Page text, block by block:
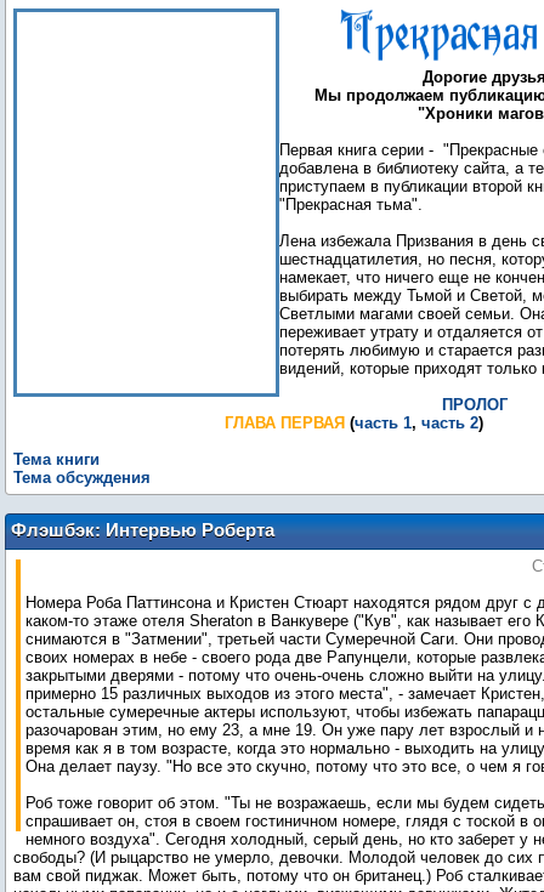
Дорогие
Мы продолжаем публикацию
"Хроники
Первая книга серии - "Прекрасные
добавлена в библиотеку сайта, а
приступаем в публикации второй
"Прекрасная тьма".
Лена избежала Призвания в день
шестнадцатилетия, но песня,
намекает, что ничего еще не
выбирать между Тьмой и Светой,
Светлыми магами своей семьи.
переживает утрату и отдаляется
потерять любимую и старается
видений, которые приходят только
ПРОЛОГ
ГЛАВА ПЕРВАЯ (часть 1, часть 2)
Тема книги
Тема обсуждения
Флэшбэк: Интервью Роберта
Паттинсона и Кристен Стюарт для
Номера Роба Паттинсона и Кристен Стюарт находятся рядом друг с
каком-то этаже отеля Sheraton в Ванкувере ("Кув", как называет его
снимаются в "Затмении", третьей части Сумеречной Саги. Они
своих номерах в небе - своего рода две Рапунцели, которые
закрытыми дверями - потому что очень-очень сложно выйти на
примерно 15 различных выходов из этого места", - замечает
остальные сумеречные актеры используют, чтобы избежать
разочарован этим, но ему 23, а мне 19. Он уже пару лет взрослый и
время как я в том возрасте, когда это нормально - выходить на
Она делает паузу. "Но все это скучно, потому что это все, о чем я
Роб тоже говорит об этом. "Ты не возражаешь, если мы будем
спрашивает он, стоя в своем гостиничном номере, глядя с тоской в
немного воздуха". Сегодня холодный, серый день, но кто заберет у
свободы? (И рыцарство не умерло, девочки. Молодой человек до сих
вам свой пиджак. Может быть, потому что он британец.) Роб